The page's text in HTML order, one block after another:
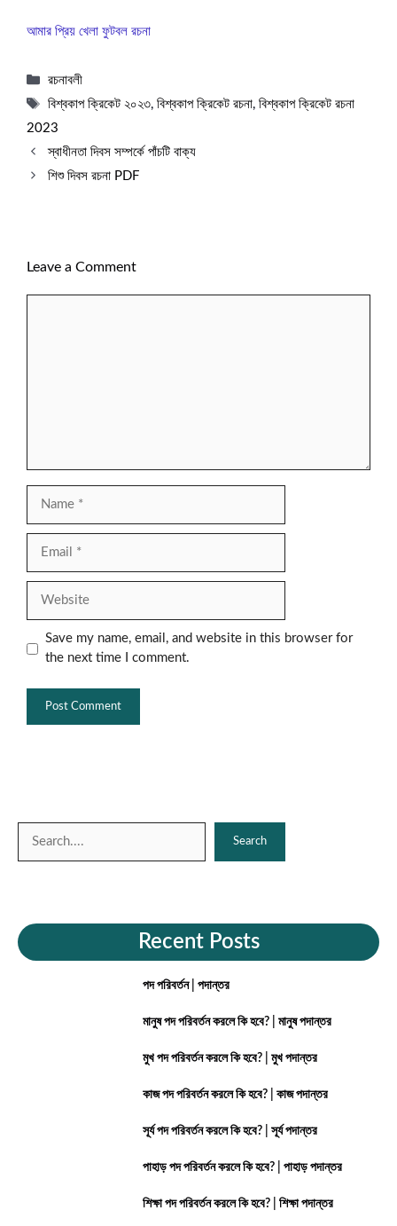
আমার প্রিয় খেলা ফুটবল রচনা
Categories
রচনাবলী
Tags
বিশ্বকাপ ক্রিকেট ২০২৩, বিশ্বকাপ ক্রিকেট রচনা, বিশ্বকাপ ক্রিকেট রচনা
2023
স্বাধীনতা দিবস সম্পর্কে পাঁচটি বাক্য
শিশু দিবস রচনা PDF
Leave a Comment
Save my name, email, and website in this browser for
the next time I comment.
Search
Recent Posts
পদ পরিবর্তন | পদান্তর
মানুষ পদ পরিবর্তন করলে কি হবে? | মানুষ পদান্তর
মুখ পদ পরিবর্তন করলে কি হবে? | মুখ পদান্তর
কাজ পদ পরিবর্তন করলে কি হবে? | কাজ পদান্তর
সূর্য পদ পরিবর্তন করলে কি হবে? | সূর্য পদান্তর
পাহাড় পদ পরিবর্তন করলে কি হবে? | পাহাড় পদান্তর
শিক্ষা পদ পরিবর্তন করলে কি হবে? | শিক্ষা পদান্তর